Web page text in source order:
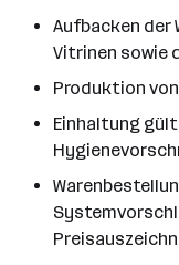
Aufbacken der
Vitrinen sowie
Produktion
Einhaltung